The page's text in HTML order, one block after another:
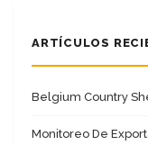
ARTÍCULOS
Belgium Country
Monitoreo De